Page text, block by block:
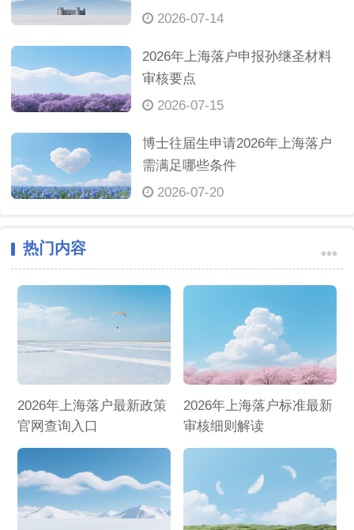
2026-07-14
2026年上海落户申报孙继圣材料
审核要点
2026-07-15
博士往届生申请2026年上海落户
需满足哪些条件
2026-07-20
热门内容 •••
2026年上海落户最新政策
官网查询入口
2026年上海落户标准最新
审核细则解读